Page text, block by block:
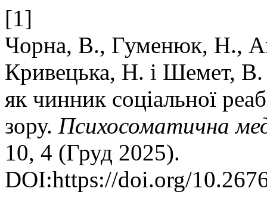
[1]
Чорна, В., Гуменюк, Н.,
Кривецька, Н. і Шемет, В.
як чинник соціальної
зору. Психосоматична
10, 4 (Груд 2025).
DOI:https://doi.org/